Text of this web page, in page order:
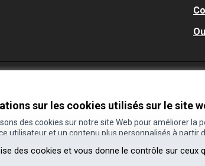
des cookies et vous donne le contrôle sur ceux
sur les cookies utilisés sur le site
des cookies sur notre site Web pour améliorer
utilisateur et un contenu plus personnalisés à partir
grâce aulogiciel libre Decidim
(Lien externe)
.